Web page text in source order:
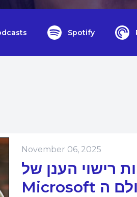
Spotify
November 06, 2025
רישוי הענן של